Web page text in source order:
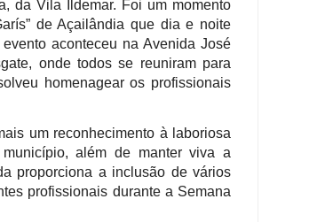
da Vila Ildemar. Foi um momento
de Açailândia que dia e noite
aconteceu na Avenida José
onde todos se reuniram para
homenagear os profissionais
um reconhecimento à laboriosa
além de manter viva a
proporciona a inclusão de vários
profissionais durante a Semana